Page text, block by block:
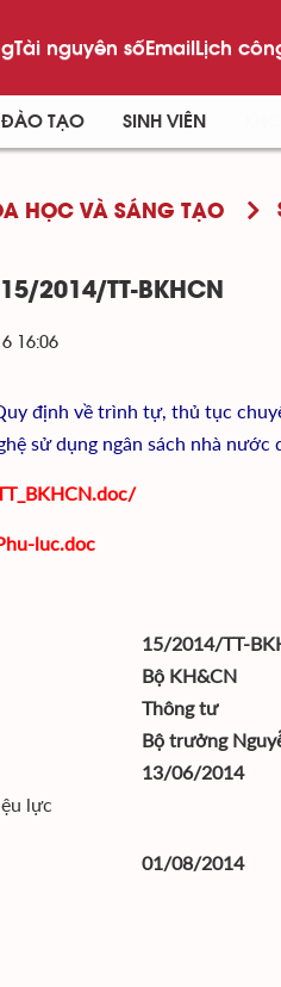
Tài nguyên sốEmailLịch
ĐÀO TẠO SINH VIÊN
HỌC VÀ SÁNG TẠO
2014/TT-BKHCN
16:06
định về trình tự, thủ tục
sử dụng ngân sách nhà nước
luc.doc
15/2014/TT-
Bộ KH&CN
Thông tư
Bộ trưởng
13/06/2014
lực
01/08/2014